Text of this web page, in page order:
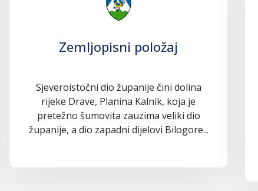
Zemljopisni položaj
Sjeveroistočni dio županije čini dolina
rijeke Drave, Planina Kalnik, koja je
pretežno šumovita zauzima veliki dio
županije, a dio zapadni dijelovi Bilogore...